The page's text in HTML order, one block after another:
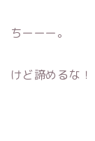
ちーーー。
けど諦めるな！